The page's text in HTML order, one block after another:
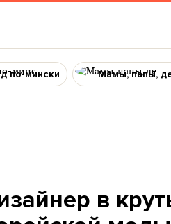
по-мински Мамы, папы,
в